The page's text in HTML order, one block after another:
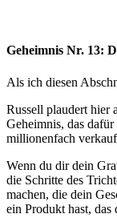
Geheimnis Nr. 13:
Als ich diesen
Russell plaudert hier
Geheimnis, das
millionenfach
Wenn du dir dein
die Schritte des
machen, die dein
ein Produkt hast,